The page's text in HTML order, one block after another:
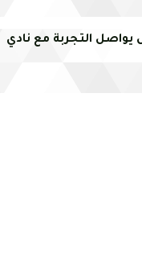
يواصل التجربة مع نادي